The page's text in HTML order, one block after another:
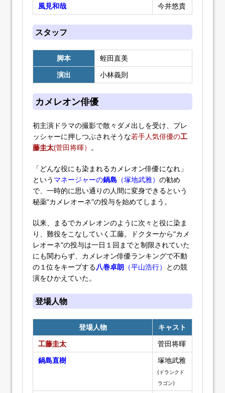
風見和哉
今井悠貴
スタッフ
脚本
蛭田直美
演出
小林義則
カメレオン俳優
初主演ドラマの撮影で散々ダメ出しを受け、プレ
ッシャーに押しつぶされそうな若手人気俳優の工
藤圭太(菅田将暉） 。
「どんな役にも染まれるカメレオン俳優になれ」
という マネージャーの鍋島 （塚地武雅） の勧め
で、一時的に思い通りの人間に変身できるという
秘薬“カメレオーネ”の投与を始めてしまう。
以来、まるでカメレオンのように次々と役に染ま
り、難役をこなしていく工藤。ドクターから“カメ
レオーネ”の投与は一日１回までと制限されていた
にも関わらず、カメレオン俳優ランキングで不動
の１位をキープする八巻卓朗 （平山浩行） との競
演をひかえていた。
登場人物
登場人物
キャスト
工藤圭太
菅田将暉
鍋島直樹
塚地武雅
(ドランクド
ラゴン)